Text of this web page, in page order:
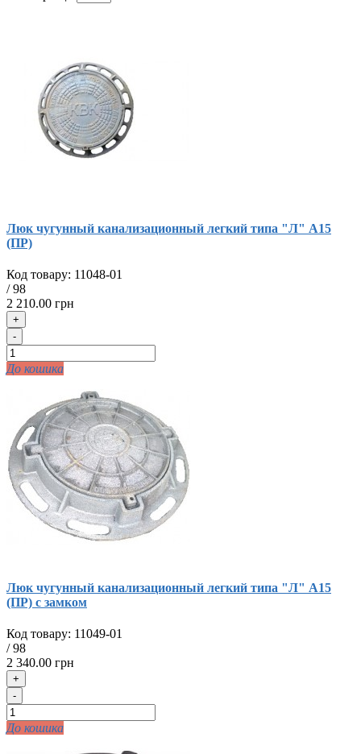
Люк чугунный канализационный легкий типа "Л" А15
(ПР)
Код товару: 11048-01
/98
2 210.00 грн
+
-
До кошика
Люк чугунный канализационный легкий типа "Л" А15
(ПР) с замком
Код товару: 11049-01
/98
2 340.00 грн
+
-
До кошика